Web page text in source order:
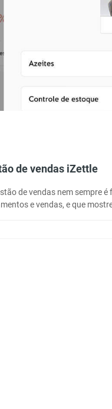
de vendas iZettle
de vendas nem sempre
e vendas, e que